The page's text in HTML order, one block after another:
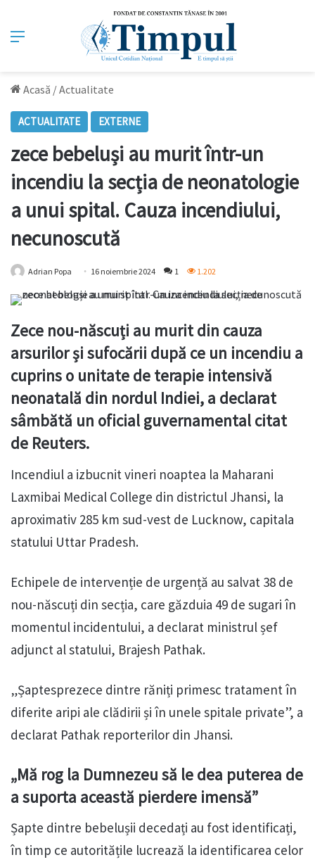
Meniu
Acasă /Actualitate
ACTUALITATE EXTERNE
zece bebeluși au murit într-un
incendiu la secția de neonatologie
a unui spital. Cauza incendiului,
necunoscută
Adrian Popa 16 noiembrie 2024 1 1.202
Zece nou-născuți au murit din cauza
arsurilor și sufocării după ce un incendiu a
cuprins o unitate de terapie intensivă
neonatală din nordul Indiei, a declarat
sâmbătă un oficial guvernamental citat
de Reuters.
Incendiul a izbucnit vineri noaptea la Maharani
Laxmibai Medical College din districtul Jhansi, la
aproximativ 285 km sud-vest de Lucknow, capitala
statului Uttar Pradesh.
Echipele de intervenție de urgență au salvat 38 de
nou-născuți din secția, care găzduia 49 de sugari în
momentul incidentului, a declarat ministrul șef
adjunct al statului, Brajesh Pathak.
„Șaptesprezece dintre răniți primesc tratament în
diferite aripi ale clădirii și în unele spitale private”, a
declarat Pathak reporterilor din Jhansi.
„Mă rog la Dumnezeu să le dea puterea de
a suporta această pierdere imensă”
Șapte dintre bebelușii decedați au fost identificați,
în timp ce autoritățile lucrează la identificarea celor